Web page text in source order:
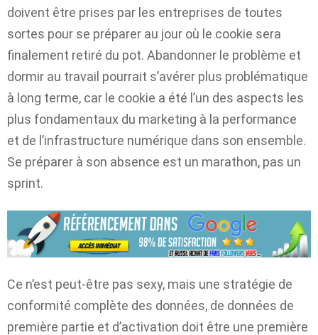
doivent être prises par les entreprises de toutes
sortes pour se préparer au jour où le cookie sera
finalement retiré du pot. Abandonner le problème et
dormir au travail pourrait s’avérer plus problématique
à long terme, car le cookie a été l’un des aspects les
plus fondamentaux du marketing à la performance
et de l’infrastructure numérique dans son ensemble.
Se préparer à son absence est un marathon, pas un
sprint.
Ce n’est peut-être pas sexy, mais une stratégie de
conformité complète des données, de données de
première partie et d’activation doit être une première